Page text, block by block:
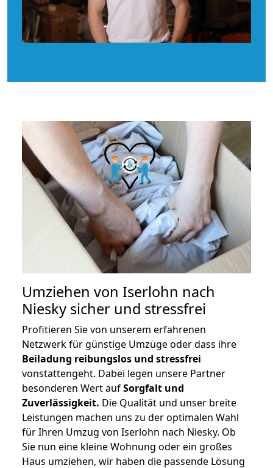
Umziehen von Iserlohn nach
Niesky sicher und stressfrei
Profitieren Sie von unserem erfahrenen
Netzwerk für günstige Umzüge oder dass ihre
Beiladung reibungslos und stressfrei
vonstattengeht. Dabei legen unsere Partner
besonderen Wert aufSorgfalt und
Zuverlässigkeit. Die Qualität und unser breite
Leistungen machen uns zu der optimalen Wahl
für Ihren Umzug von Iserlohn nach Niesky. Ob
Sie nun eine kleine Wohnung oder ein großes
Haus umziehen, wir haben die passende Lösung